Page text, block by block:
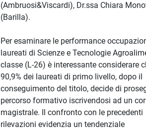
(Ambruosi&Viscardi), Dr.ssa Chiara
(Barilla).
Per esaminare le performance
laureati di Scienze e Tecnologie
classe (L-26) è interessante considerare
90,9% dei laureati di primo livello, dopo il
conseguimento del titolo, decide di
percorso formativo iscrivendosi ad un
magistrale. Il confronto con le precedenti
rilevazioni evidenzia un tendenziale